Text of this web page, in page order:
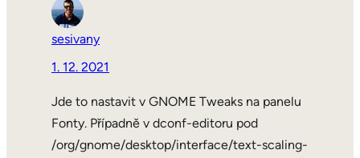
sesivany
1. 12. 2021
Jde to nastavit v GNOME Tweaks na panelu
Fonty. Případně v dconf-editoru pod
/org/gnome/desktop/interface/text-scaling-